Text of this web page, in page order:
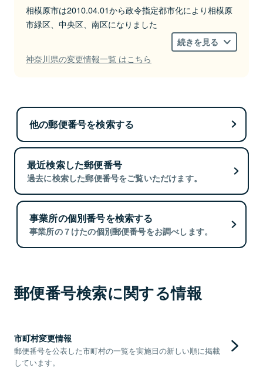
相模原市は2010.04.01から政令指定都市化により相模原
市緑区、中央区、南区になりました
続きを見る
神奈川県の変更情報一覧 はこちら
他の郵便番号を検索する
最近検索した郵便番号
過去に検索した郵便番号をご覧いただけます。
事業所の個別番号を検索する
事業所の７けたの個別郵便番号をお調べします。
郵便番号検索に関する情報
市町村変更情報
郵便番号を公表した市町村の一覧を実施日の新しい順に掲載
しています。